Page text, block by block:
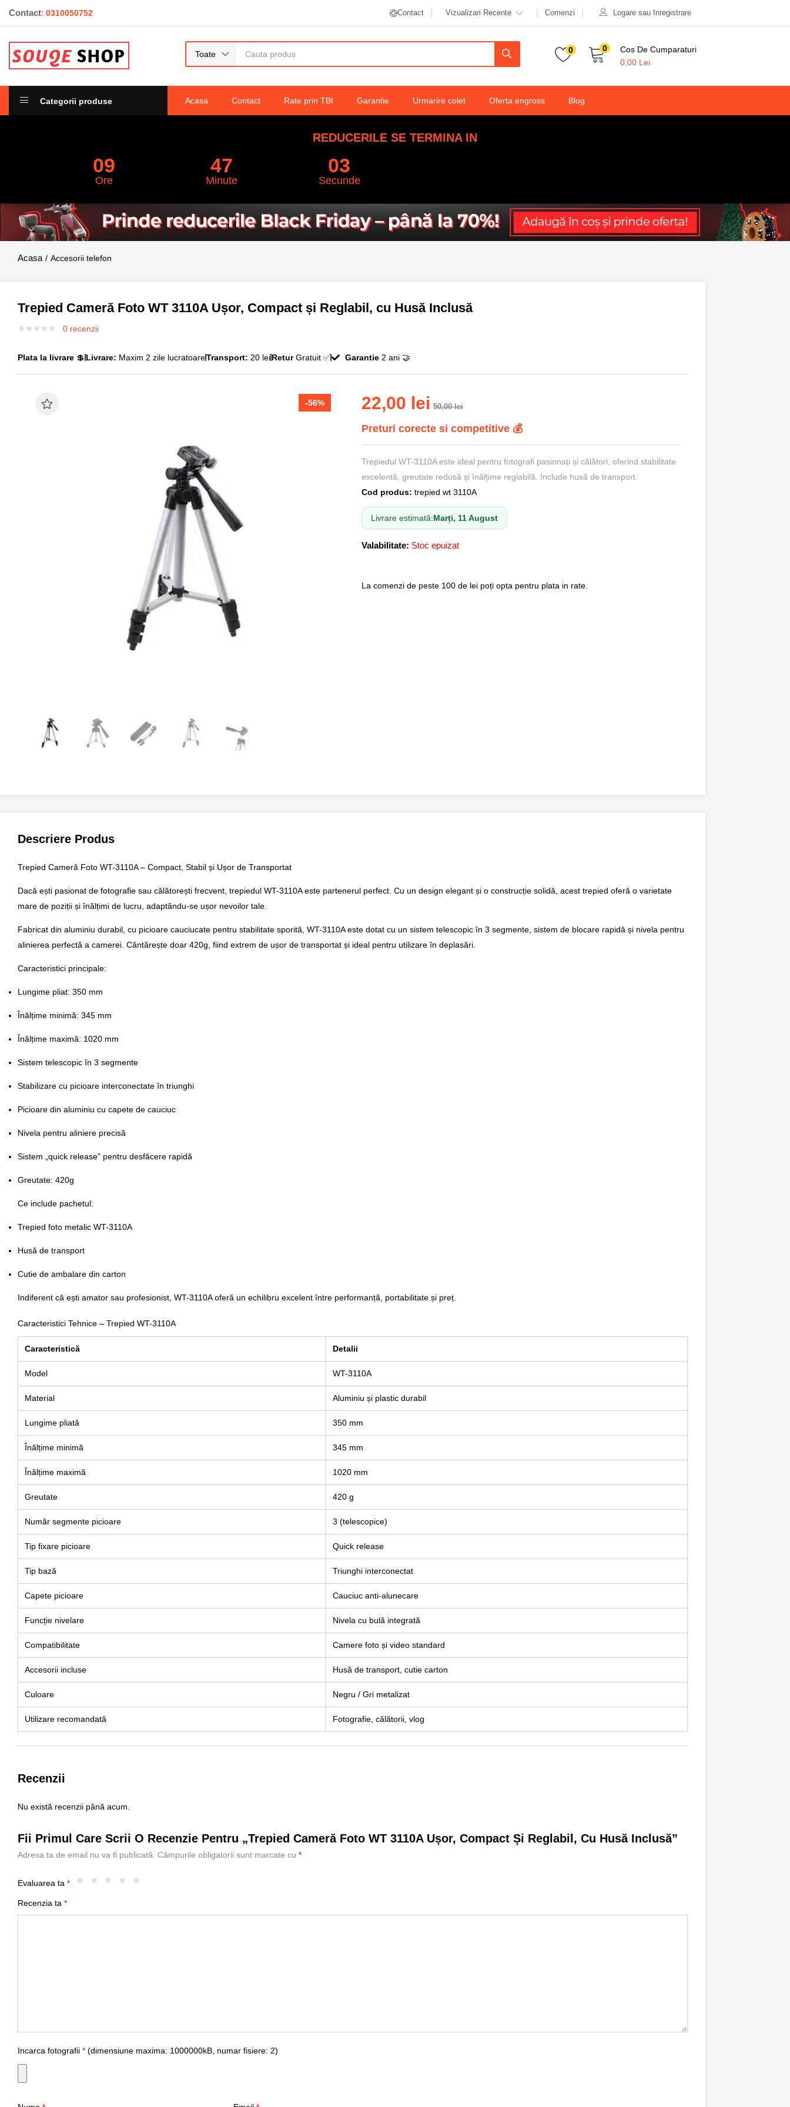
Contact: 0310050752 Contact Vizualizari Recente Comenzi Logare sau Inregistrare
Toate 0 0
Cos De Cumparaturi
0,00 Lei
Categorii produse Acasa Contact Rate prin TBI Garantie Urmarire colet Oferta engross Blog
REDUCERILE SE TERMINA IN
09
Ore
47
Minute
02
Secunde
Trepied Cameră Foto WT 3110A Ușor, Compact și Reglabil, cu Husă Inclusă
22,00
Valabilitate:Stoc epuizat
Accesorii telefon
Trepied Cameră Foto WT 3110A Ușor, Compact și Reglabil, cu Husă Inclusă
0 recenzii
Plata la livrare 💲 Livrare: Maxim 2 zile lucratoareTransport: 20 leiReturGratuit ✅ Garantie2 ani 🤝
-56% 22,00 lei 50,00lei
Preturi corecte si competitive 💰
Trepiedul WT-3110A este ideal pentru fotografi pasionați și călători, oferind stabilitate
excelentă, greutate redusă și înălțime reglabilă. Include husă de transport.
Cod produs: trepied wt 3110A
Livrare estimată:Marți, 11 August
Valabilitate: Stoc epuizat
La comenzi de peste 100 de lei poți opta pentru plata in rate.
Descriere Produs
Trepied Cameră Foto WT-3110A – Compact, Stabil și Ușor de Transportat
Dacă ești pasionat de fotografie sau călătorești frecvent, trepiedul WT-3110A este partenerul perfect. Cu un design elegant și o construcție solidă, acest trepied oferă o varietate
mare de poziții și înălțimi de lucru, adaptându-se ușor nevoilor tale.
Fabricat din aluminiu durabil, cu picioare cauciucate pentru stabilitate sporită, WT-3110A este dotat cu un sistem telescopic în 3 segmente, sistem de blocare rapidă și nivela pentru
alinierea perfectă a camerei. Cântărește doar 420g, fiind extrem de ușor de transportat și ideal pentru utilizare în deplasări.
Caracteristici principale:
Lungime pliat: 350 mm
Înălțime minimă: 345 mm
Înălțime maximă: 1020 mm
Sistem telescopic în 3 segmente
Stabilizare cu picioare interconectate în triunghi
Picioare din aluminiu cu capete de cauciuc
Nivela pentru aliniere precisă
Sistem „quick release” pentru desfăcere rapidă
Greutate: 420g
Ce include pachetul:
Trepied foto metalic WT-3110A
Husă de transport
Cutie de ambalare din carton
Indiferent că ești amator sau profesionist, WT-3110A oferă un echilibru excelent între performanță, portabilitate și preț.
Caracteristici Tehnice – Trepied WT-3110A
Caracteristică Detalii
Model WT-3110A
Material Aluminiu și plastic durabil
Lungime pliată 350 mm
Înălțime minimă 345 mm
Înălțime maximă 1020 mm
Greutate 420 g
Număr segmente picioare 3 (telescopice)
Tip fixare picioare Quick release
Tip bază Triunghi interconectat
Capete picioare Cauciuc anti-alunecare
Funcție nivelare Nivela cu bulă integrată
Compatibilitate Camere foto și video standard
Accesorii incluse Husă de transport, cutie carton
Culoare Negru / Gri metalizat
Utilizare recomandată Fotografie, călătorii, vlog
Recenzii
Nu există recenzii până acum.
Fii Primul Care Scrii O Recenzie Pentru „Trepied Cameră Foto WT 3110A Ușor, Compact Și Reglabil, Cu Husă Inclusă”
Adresa ta de email nu va fi publicată. Câmpurile obligatorii sunt marcate cu *
Evaluarea ta *
Recenzia ta *
Incarca fotografii * (dimensiune maxima: 1000000kB, numar fisiere: 2)